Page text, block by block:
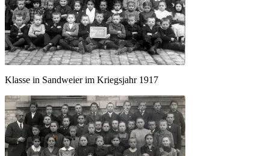
Klasse in Sandweier im Kriegsjahr 1917